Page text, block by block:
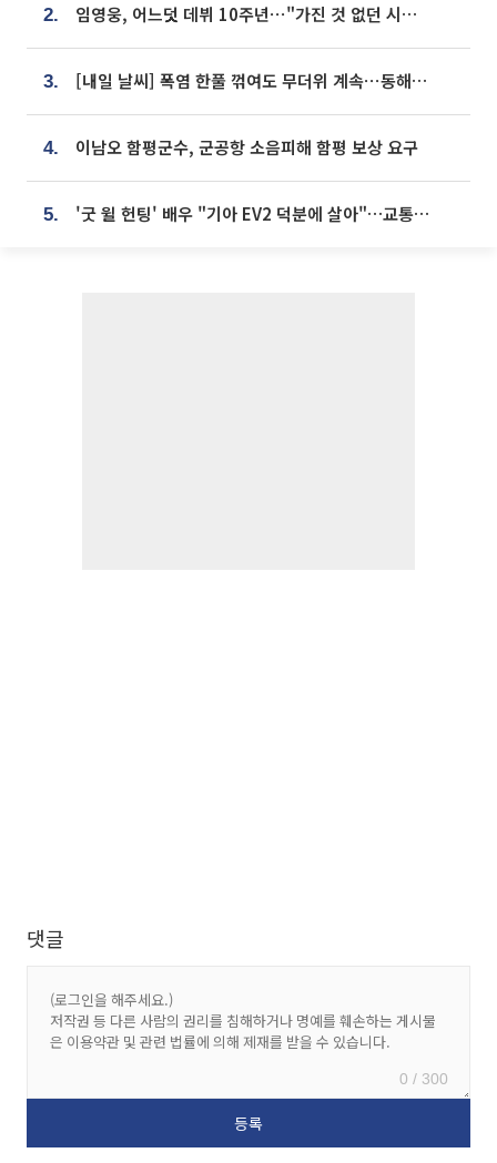
2. 임영웅, 어느덧 데뷔 10주년⋯"가진 것 없던 시절, 내 앞엔 20명의 팬뿐"
3. [내일 날씨] 폭염 한풀 꺾여도 무더위 계속⋯동해안 이틀 연속 비
4. 이남오 함평군수, 군공항 소음피해 함평 보상 요구
5. '굿 윌 헌팅' 배우 "기아 EV2 덕분에 살아"…교통사고 후 안전성 극찬
댓글
0 / 300